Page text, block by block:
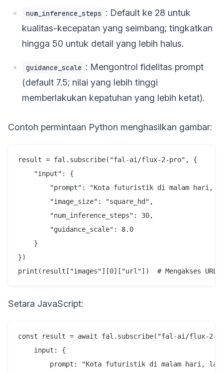
num_inference_steps : Default ke 28 untuk
kualitas-kecepatan yang seimbang; tingkatkan
hingga 50 untuk detail yang lebih halus.
guidance_scale : Mengontrol fidelitas prompt
(default 7.5; nilai yang lebih tinggi
memberlakukan kepatuhan yang lebih ketat).
Contoh permintaan Python menghasilkan gambar:
result = fal.subscribe("fal-ai/flux-2-pro", {
    "input": {
"prompt": "Kota futuristik di malam hari,
        "image_size": "square_hd",
        "num_inference_steps": 30,
        "guidance_scale": 8.0
    }
})
Setara JavaScript:
const result = await fal.subscribe("fal-ai/flux-2-
    input: {
prompt: "Kota futuristik di malam hari,